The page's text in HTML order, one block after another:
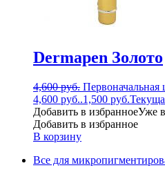
Dermapen Золото
4,600руб. Первоначальная
4,600 руб..1,500 руб.
Добавить в избранноеУже
Добавить в избранное
В корзину
Все для